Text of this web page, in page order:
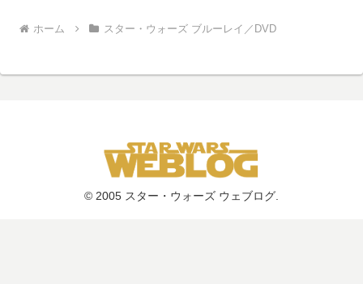
ホーム スター・ウォーズ ブルーレイ／DVD
© 2005 スター・ウォーズ ウェブログ.